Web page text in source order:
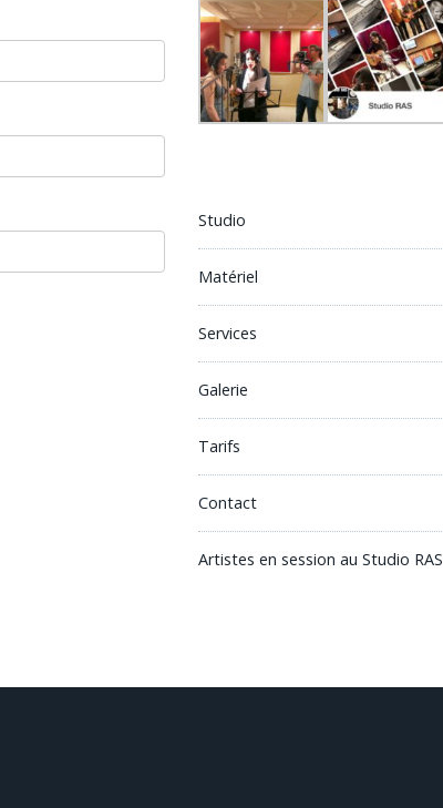
Studio
Matériel
Services
Galerie
Tarifs
Contact
Artistes en session au Studio RAS